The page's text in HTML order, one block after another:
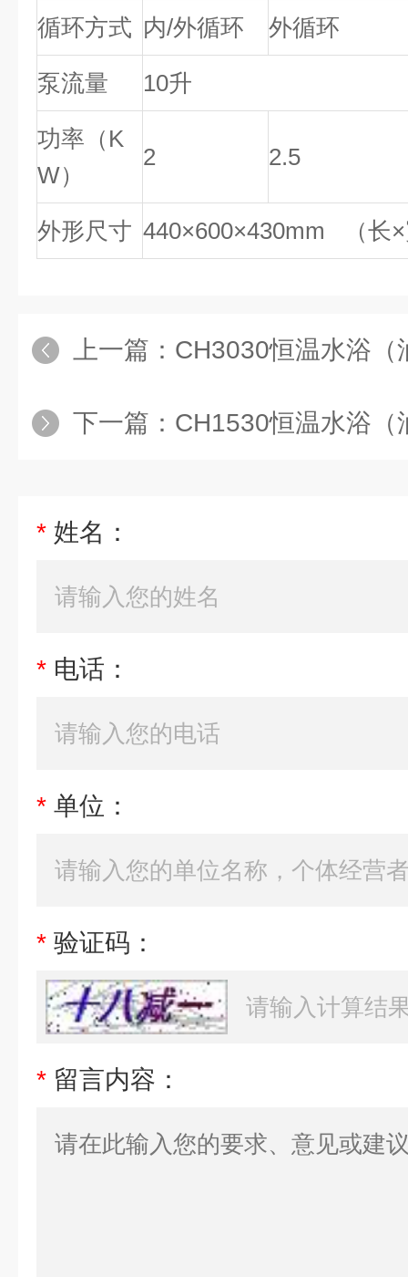
循环方式 内/外循环 外循环
泵流量 10升
功率（K
W）
2 2.5
外形尺寸 440×600×430mm （长
上一篇： CH3030恒温水浴（油
下一篇： CH1530恒温水浴（油浴
* 姓名：
* 电话：
* 单位：
* 验证码：
* 留言内容：